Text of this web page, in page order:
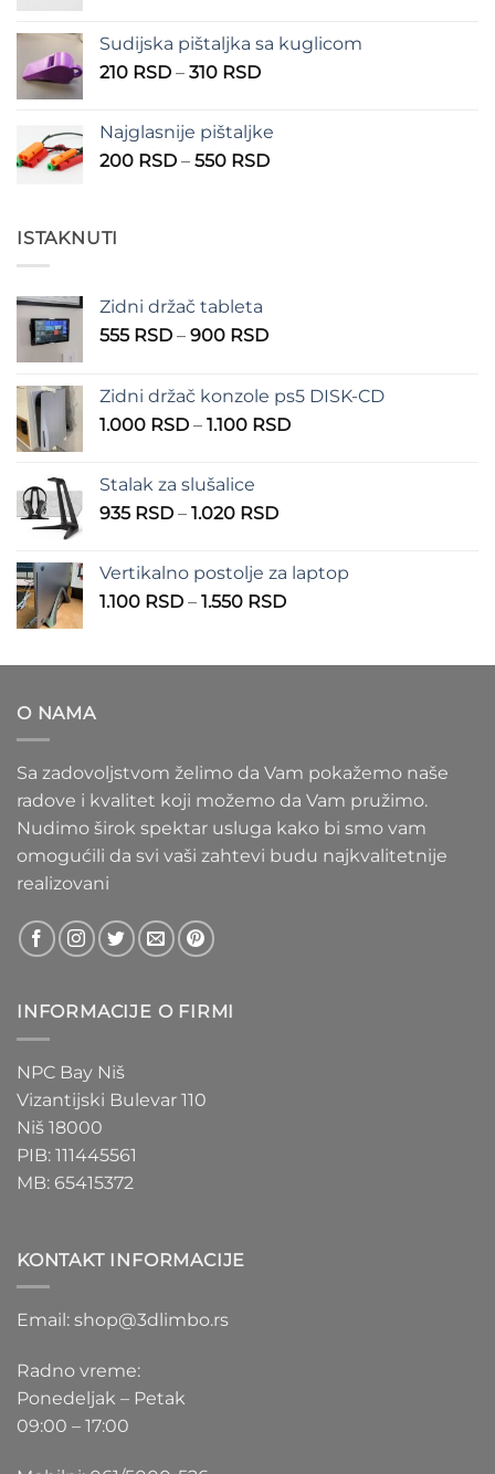
Sudijska pištaljka sa kuglicom
210 RSD – 310 RSDRaspon
210 RSD
do
Najglasnije pištaljke
200 RSD – 550 RSDRaspon
ISTAKNUTI
Zidni držač tableta
555 RSD – 900 RSDRaspon
555 RSD
do
Zidni držač konzole ps5 DISK-CD
1.000 RSD – 1.100 RSDRaspon
Stalak za slušalice
935 RSD – 1.020 RSDRaspon
935 RSD
do
Vertikalno postolje za laptop
1.100 RSD – 1.550 RSDRaspon
1.100 RSD
O NAMA
Sa zadovoljstvom želimo da Vam pokažemo naše
radove i kvalitet koji možemo da Vam pružimo.
Nudimo širok spektar usluga kako bi smo vam
omogućili da svi vaši zahtevi budu najkvalitetnije
realizovani
INFORMACIJE O FIRMI
NPC Bay Niš
Vizantijski Bulevar 110
Niš 18000
PIB: 111445561
MB: 65415372
KONTAKT INFORMACIJE
Email: shop@3dlimbo.rs
Radno vreme:
Ponedeljak – Petak
09:00 – 17:00